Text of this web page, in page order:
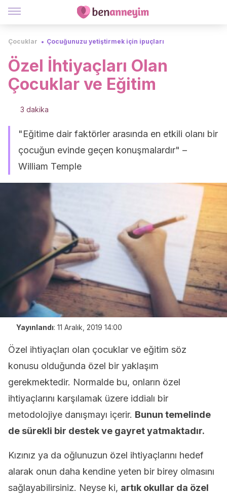
Çocuklar Çocuğunuzu yetiştirmek için ipuçları
Özel İhtiyaçları Olan
Çocuklar ve Eğitim
3 dakika
"Eğitime dair faktörler arasında en etkili olanı bir
çocuğun evinde geçen konuşmalardır" –
William Temple
Yayınlandı: 11 Aralık, 2019 14:00
Özel ihtiyaçları olan çocuklar ve eğitim söz
konusu olduğunda özel bir yaklaşım
gerekmektedir. Normalde bu, onların özel
ihtiyaçlarını karşılamak üzere iddialı bir
metodolojiye danışmayı içerir. Bunun temelinde
de sürekli bir destek ve gayret yatmaktadır.
Kızınız ya da oğlunuzun özel ihtiyaçlarını hedef
alarak onun daha kendine yeten bir birey olmasını
sağlayabilirsiniz. Neyse ki, artık okullar da özel